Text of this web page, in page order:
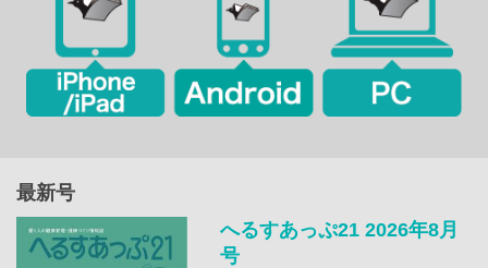
最新号
へるすあっぷ21 2026年8月
号